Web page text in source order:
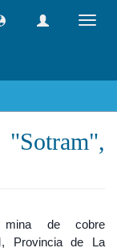
de cobre
Provincia de La